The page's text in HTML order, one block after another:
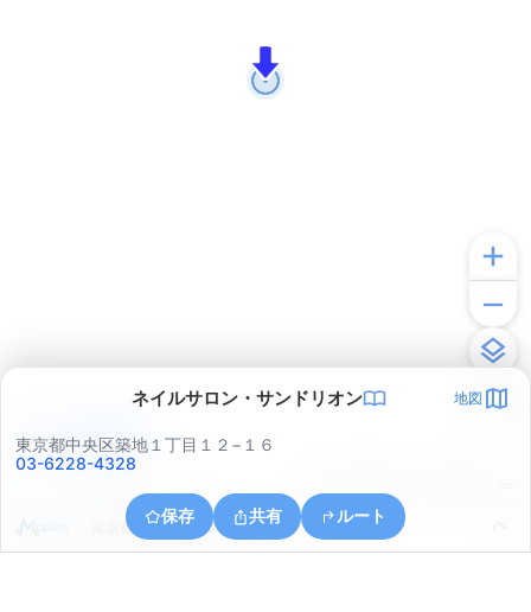
ネイルサロン・サンドリオン 地図
東京都中央区築地１丁目１２−１６
03-6228-4328
保存 共有 ルート
東京都中央区晴海２丁目６
アプリで見る